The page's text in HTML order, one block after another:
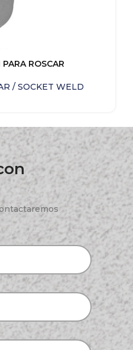
ROSCAR
/ SOCKET WELD